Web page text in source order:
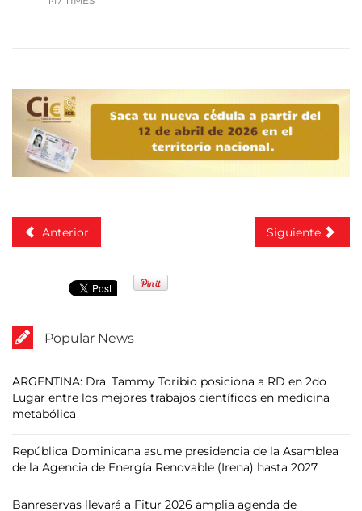
Anterior Siguiente
Popular News
ARGENTINA: Dra. Tammy Toribio posiciona a RD en 2do
Lugar entre los mejores trabajos científicos en medicina
metabólica
República Dominicana asume presidencia de la Asamblea
de la Agencia de Energía Renovable (Irena) hasta 2027
Banreservas llevará a Fitur 2026 amplia agenda de